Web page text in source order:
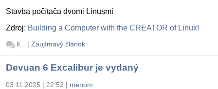
Stavba počítača dvomi Linusmi
Zdroj: Building a Computer with the CREATOR of Linux!
8 | Zaujímavý článok
Devuan 6 Excalibur je vydaný
03.11.2025 | 22:52 | menom